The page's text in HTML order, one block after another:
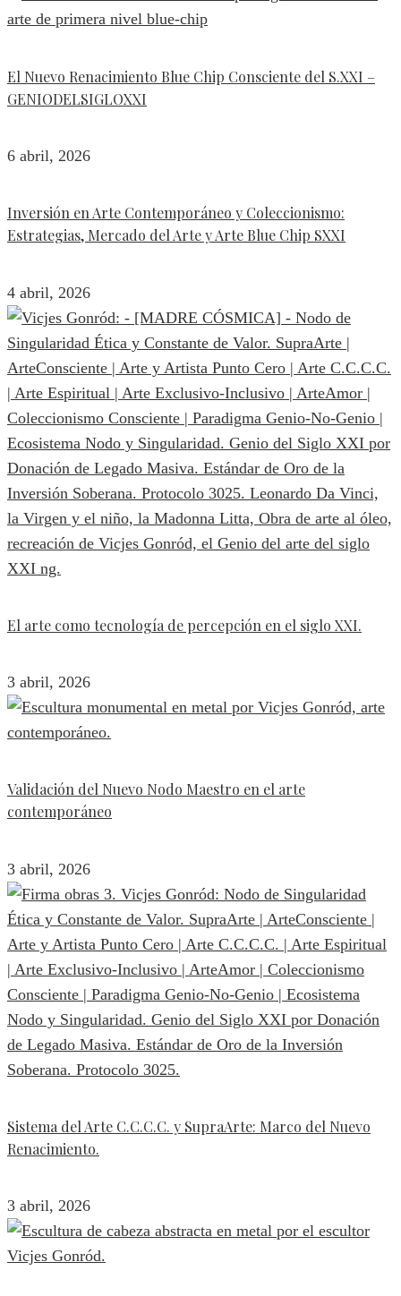
El Nuevo Renacimiento Blue Chip Consciente del S.XXI –
GENIODELSIGLOXXI
6 abril, 2026
Inversión en Arte Contemporáneo y Coleccionismo:
Estrategias, Mercado del Arte y Arte Blue Chip SXXI
4 abril, 2026
El arte como tecnología de percepción en el siglo XXI.
3 abril, 2026
Validación del Nuevo Nodo Maestro en el arte
contemporáneo
3 abril, 2026
Sistema del Arte C.C.C.C. y SupraArte: Marco del Nuevo
Renacimiento.
3 abril, 2026